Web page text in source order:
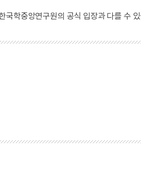
국학중앙연구원의 공식 입장과 다를 수